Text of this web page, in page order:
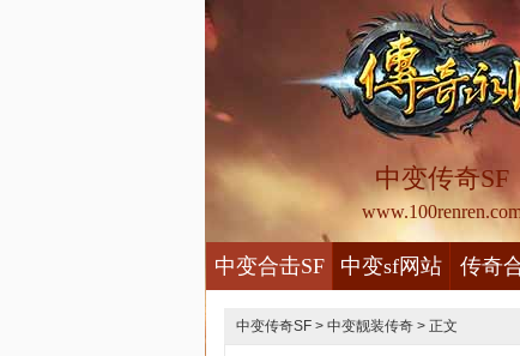
中变传奇SF
中变合击SF 中变sf网站 传奇
中变传奇SF > 中变靓装传奇 > 正文